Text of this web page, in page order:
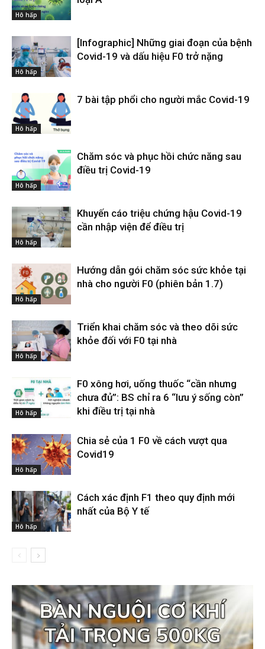
Hô hấp
Hô hấp
[Infographic] Những giai đoạn của bệnh
Covid-19 và dấu hiệu F0 trở nặng
Hô hấp
7 bài tập phổi cho người mắc Covid-19
Hô hấp
Chăm sóc và phục hồi chức năng sau
điều trị Covid-19
Hô hấp
Khuyến cáo triệu chứng hậu Covid-19
cần nhập viện để điều trị
Hô hấp
Hướng dẫn gói chăm sóc sức khỏe tại
nhà cho người F0 (phiên bản 1.7)
Hô hấp
Triển khai chăm sóc và theo dõi sức
khỏe đối với F0 tại nhà
Hô hấp
F0 xông hơi, uống thuốc “cần nhưng
chưa đủ”: BS chỉ ra 6 “lưu ý sống còn”
khi điều trị tại nhà
Hô hấp
Chia sẻ của 1 F0 về cách vượt qua
Covid19
Hô hấp
Cách xác định F1 theo quy định mới
nhất của Bộ Y tế